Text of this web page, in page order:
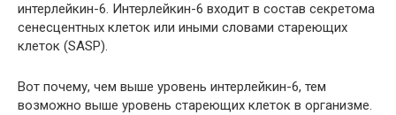
интерлейкин-6. Интерлейкин-6 входит в состав секретома
сенесцентных клеток или иными словами стареющих
клеток (SASP).
Вот почему, чем выше уровень интерлейкин-6, тем
возможно выше уровень стареющих клеток в организме.